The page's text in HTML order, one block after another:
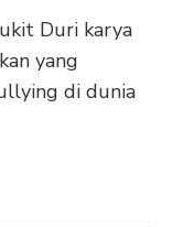
Duri karya
yang
di dunia